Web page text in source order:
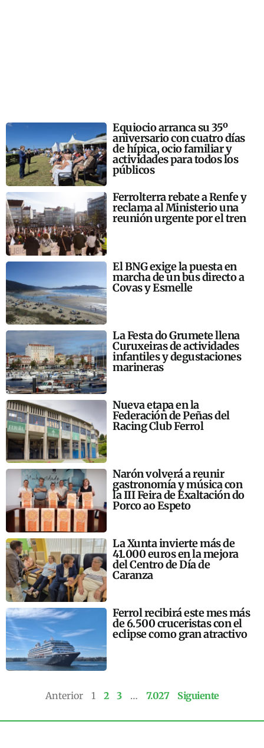
Equiocio arranca su 35º
aniversario con cuatro días
de hípica, ocio familiar y
actividades para todos los
públicos
Ferrolterra rebate a Renfe y
reclama al Ministerio una
reunión urgente por el tren
El BNG exige la puesta en
marcha de un bus directo a
Covas y Esmelle
La Festa do Grumete llena
Curuxeiras de actividades
infantiles y degustaciones
marineras
Nueva etapa en la
Federación de Peñas del
Racing Club Ferrol
Narón volverá a reunir
gastronomía y música con
la III Feira de Exaltación do
Porco ao Espeto
La Xunta invierte más de
41.000 euros en la mejora
del Centro de Día de
Caranza
Ferrol recibirá este mes más
de 6.500 cruceristas con el
eclipse como gran atractivo
Anterior 1 2 3 … 7.027 Siguiente